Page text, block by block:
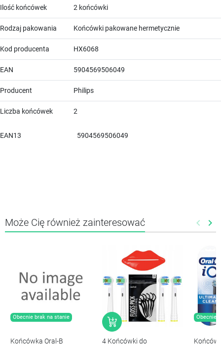
Ilość końcówek 2 końcówki
Rodzaj pakowania Końcówki pakowane hermetycznie
Kod producenta HX6068
EAN 5904569506049
Producent Philips
Liczba końcówek 2
EAN13 5904569506049
Może Cię również zainteresować keyboard_arrow_left keyboard_arrow_right
Obecnie brak na stanie
Końcówka Oral-B
4 Końcówki do
Obecnie